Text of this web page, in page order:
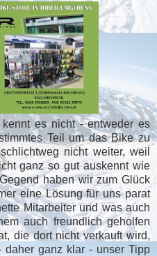
es nicht - entweder es
Teil um das Bike zu
nicht weiter, weil
ganz so gut auskennt wie
haben wir zum Glück
eine Lösung für uns parat
Mitarbeiter und was auch
auch freundlich geholfen
die dort nicht verkauft wird,
daher ganz klar - unser Tipp